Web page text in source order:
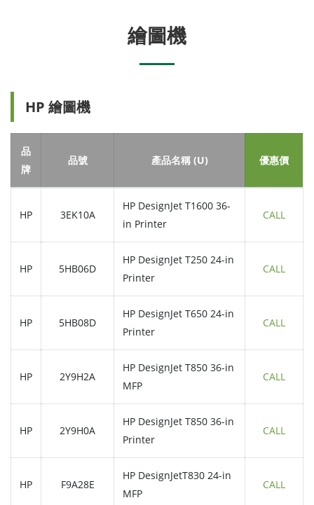
繪圖機
HP 繪圖機
品
牌
品號 產品名稱 (U) 優惠價
HP 3EK10A
HP DesignJet T1600 36-
in Printer
CALL
HP 5HB06D
HP DesignJet T250 24-in
Printer
CALL
HP 5HB08D
HP DesignJet T650 24-in
Printer
CALL
HP 2Y9H2A
HP DesignJet T850 36-in
MFP
CALL
HP 2Y9H0A
HP DesignJet T850 36-in
Printer
CALL
HP F9A28E
HP DesignJetT830 24-in
MFP
CALL